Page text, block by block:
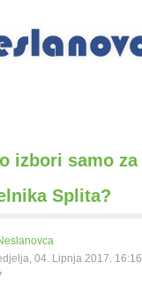
izbori samo za
Splita?
04. Lipnja 2017. 16:16